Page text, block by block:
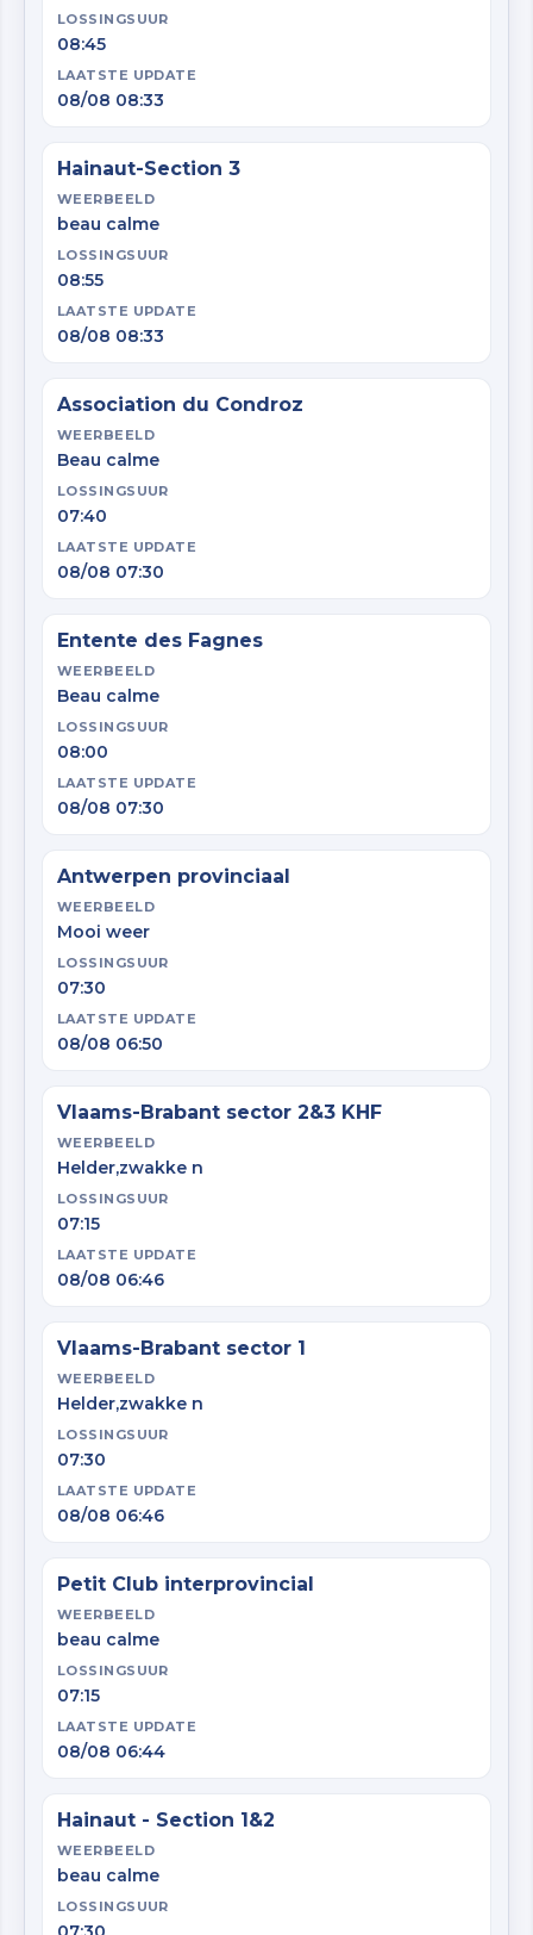
LOSSINGSUUR
08:45
LAATSTE UPDATE
08/08 08:33
Hainaut-Section 3
WEERBEELD
beau calme
LOSSINGSUUR
08:55
LAATSTE UPDATE
08/08 08:33
Association du Condroz
WEERBEELD
Beau calme
LOSSINGSUUR
07:40
LAATSTE UPDATE
08/08 07:30
Entente des Fagnes
WEERBEELD
Beau calme
LOSSINGSUUR
08:00
LAATSTE UPDATE
08/08 07:30
Antwerpen provinciaal
WEERBEELD
Mooi weer
LOSSINGSUUR
07:30
LAATSTE UPDATE
08/08 06:50
Vlaams-Brabant sector 2&3 KHF
WEERBEELD
Helder,zwakke n
LOSSINGSUUR
07:15
LAATSTE UPDATE
08/08 06:46
Vlaams-Brabant sector 1
WEERBEELD
Helder,zwakke n
LOSSINGSUUR
07:30
LAATSTE UPDATE
08/08 06:46
Petit Club interprovincial
WEERBEELD
beau calme
LOSSINGSUUR
07:15
LAATSTE UPDATE
08/08 06:44
Hainaut - Section 1&2
WEERBEELD
beau calme
LOSSINGSUUR